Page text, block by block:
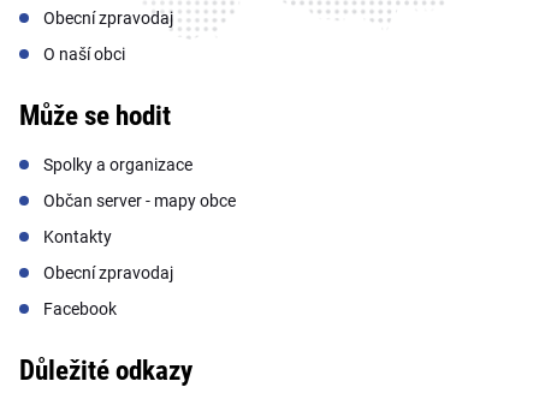
Obecní zpravodaj
O naší obci
Může se hodit
Spolky a organizace
Občan server - mapy obce
Kontakty
Obecní zpravodaj
Facebook
Důležité odkazy